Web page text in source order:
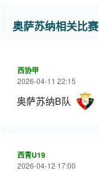
奥萨苏纳相关比赛
西协甲
2026-04-11 22:15
奥萨苏纳B队
西青U19
2026-04-12 17:00